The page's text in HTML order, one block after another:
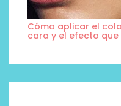
Cómo aplicar el
cara y el efecto